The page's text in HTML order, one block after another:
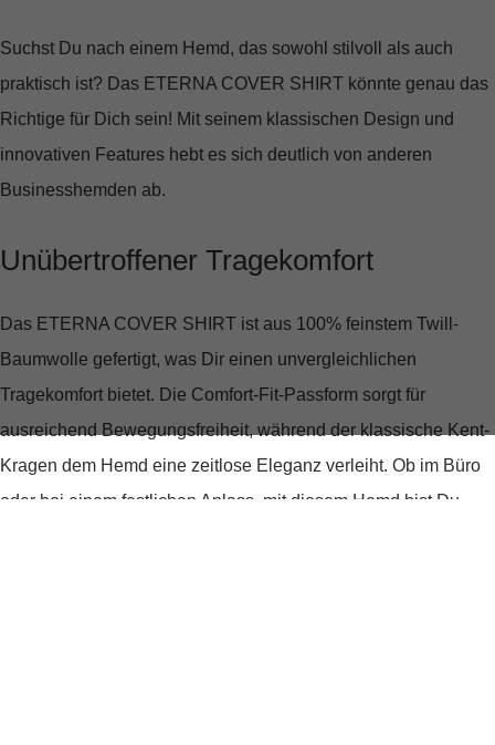
Suchst Du nach einem Hemd, das sowohl stilvoll als auch
praktisch ist? Das ETERNA COVER SHIRT könnte genau das
Richtige für Dich sein! Mit seinem klassischen Design und
innovativen Features hebt es sich deutlich von anderen
Businesshemden ab.
Unübertroffener Tragekomfort
Das ETERNA COVER SHIRT ist aus 100% feinstem Twill-
Baumwolle gefertigt, was Dir einen unvergleichlichen
Tragekomfort bietet. Die Comfort-Fit-Passform sorgt für
ausreichend Bewegungsfreiheit, während der klassische Kent-
Kragen dem Hemd eine zeitlose Eleganz verleiht. Ob im Büro
oder bei einem festlichen Anlass, mit diesem Hemd bist Du